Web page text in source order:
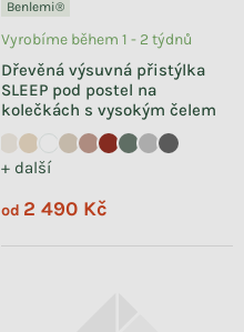
Benlemi®
Dřevěná výsuvná přistýlka
SLEEP pod postel na
kolečkách s vysokým čelem
+ další
Vyrobíme během 1 - 2 týdnů
od 2 490 Kč